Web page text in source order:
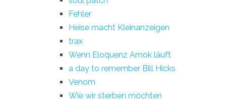
Fehler
Heise macht Kleinanzeigen
trax
Wenn Eloquenz Amok läuft
a day to remember Bill Hicks
Venom
Wie wir sterben möchten